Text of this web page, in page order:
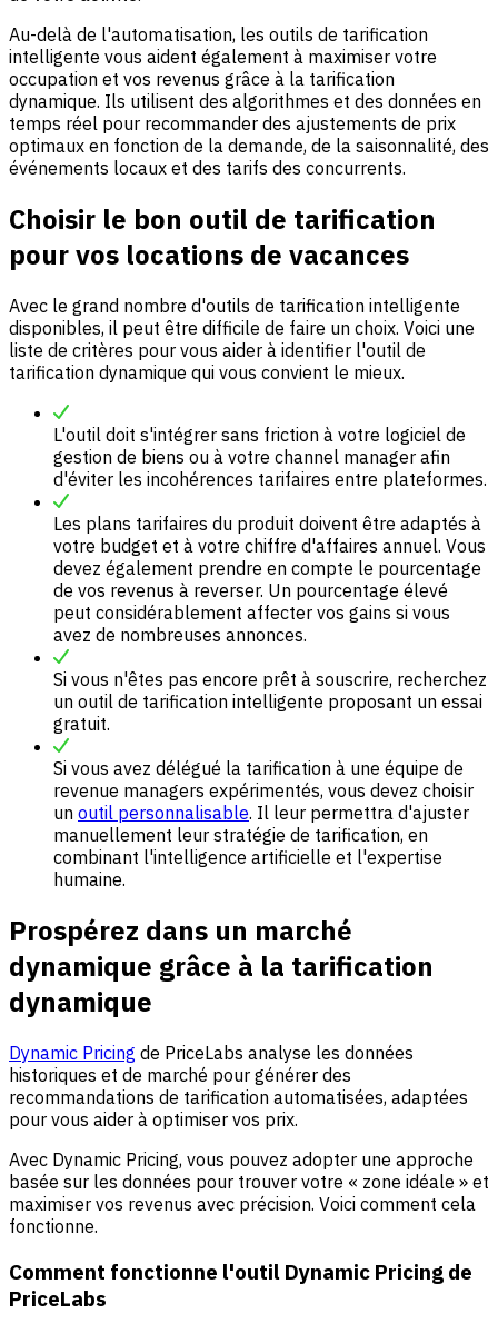
Au-delà de l'automatisation, les outils de tarification
intelligente vous aident également à maximiser votre
occupation et vos revenus grâce à la tarification
dynamique. Ils utilisent des algorithmes et des données en
temps réel pour recommander des ajustements de prix
optimaux en fonction de la demande, de la saisonnalité, des
événements locaux et des tarifs des concurrents.
Choisir le bon outil de tarification
pour vos locations de vacances
Avec le grand nombre d'outils de tarification intelligente
disponibles, il peut être difficile de faire un choix. Voici une
liste de critères pour vous aider à identifier l'outil de
tarification dynamique qui vous convient le mieux.
L'outil doit s'intégrer sans friction à votre logiciel de
gestion de biens ou à votre channel manager afin
d'éviter les incohérences tarifaires entre plateformes.
Les plans tarifaires du produit doivent être adaptés à
votre budget et à votre chiffre d'affaires annuel. Vous
devez également prendre en compte le pourcentage
de vos revenus à reverser. Un pourcentage élevé
peut considérablement affecter vos gains si vous
avez de nombreuses annonces.
Si vous n'êtes pas encore prêt à souscrire, recherchez
un outil de tarification intelligente proposant un essai
gratuit.
Si vous avez délégué la tarification à une équipe de
revenue managers expérimentés, vous devez choisir
un outil personnalisable. Il leur permettra d'ajuster
manuellement leur stratégie de tarification, en
combinant l'intelligence artificielle et l'expertise
humaine.
Prospérez dans un marché
dynamique grâce à la tarification
dynamique
Dynamic Pricing de PriceLabs analyse les données
historiques et de marché pour générer des
recommandations de tarification automatisées, adaptées
pour vous aider à optimiser vos prix.
Avec Dynamic Pricing, vous pouvez adopter une approche
basée sur les données pour trouver votre « zone idéale » et
maximiser vos revenus avec précision. Voici comment cela
fonctionne.
Comment fonctionne l'outil Dynamic Pricing de
PriceLabs